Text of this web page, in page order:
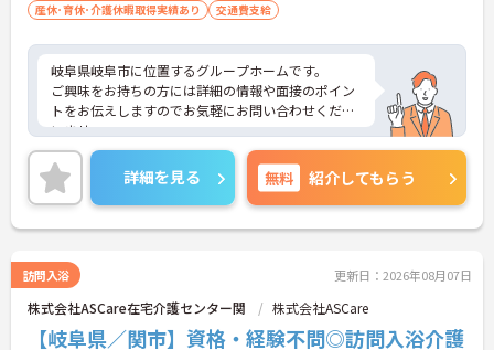
産休･育休･介護休暇取得実績あり
交通費支給
岐阜県岐阜市に位置するグループホームです。
ご興味をお持ちの方には詳細の情報や面接のポイン
トをお伝えしますのでお気軽にお問い合わせくださ
いませ。
詳細を見る 無料 紹介してもらう
訪問入浴 更新日：2026年08月07日
株式会社ASCare在宅介護センター関 株式会社ASCare
【岐阜県／関市】資格・経験不問◎訪問入浴介護